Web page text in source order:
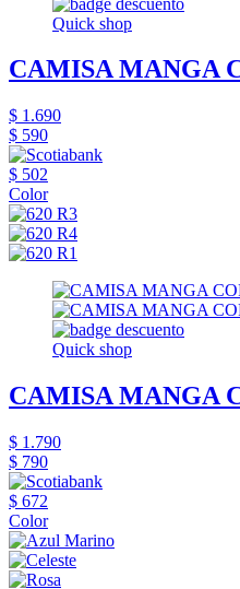
Quick shop
CAMISA MANGA
$ 1.690
$ 590
$ 502
Color
Quick shop
CAMISA MANGA
$ 1.790
$ 790
$ 672
Color